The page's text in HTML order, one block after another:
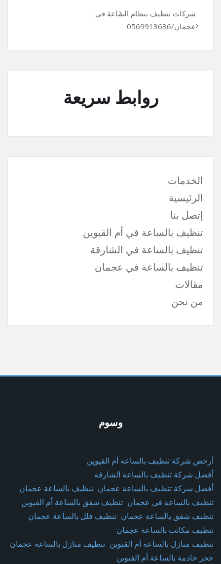
شركات تنظيف بنظام الساعة في
عجمان/0569913636
روابط سريعة
الخدمات
الرئيسية
إتصل بنا
تنظيف بالساعة في أم القيوين
تنظيف بالساعة في الشارقة
تنظيف بالساعة في عجمان
مقالات
من نحن
وسوم
أرخص شركة تنظيف بالساعة أم القيوين
أفضل شركة تنظيف بالساعة الشارقة
أفضل شركة تنظيف بالساعة عجمان تنظيف بالساعة عجمان
تنظيف بالساعة في عجمان تنظيف شقق بالساعة أم القيوين
تنظيف شقق بالساعة عجمان تنظيف فلل بالساعة عجمان
تنظيف مكاتب بالساعة عجمان
تنظيف منازل بالساعة أم القيوين تنظيف منازل بالساعة عجمان
حجز خادمة بالساعة أم القيوين